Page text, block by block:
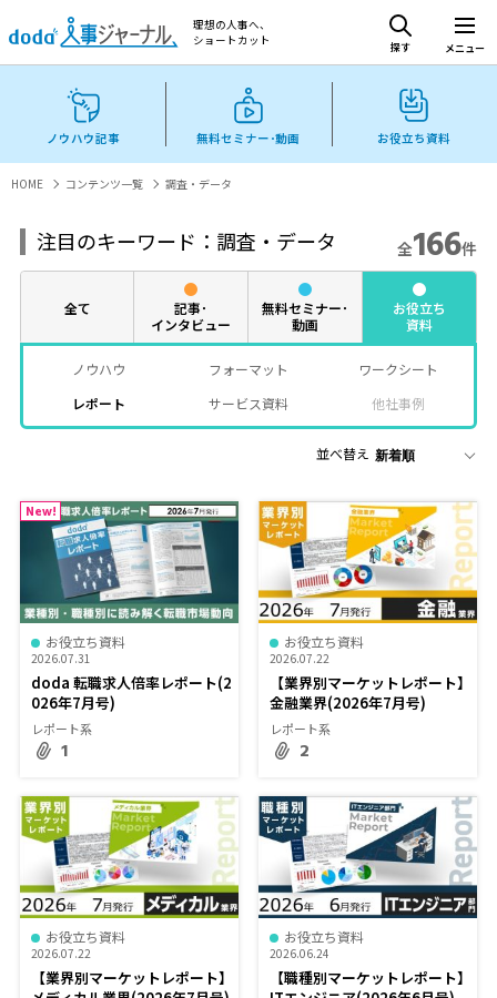
理想の人事へ、
ショートカット
探す メニュー
ノウハウ記事 無料セミナー･動画 お役立ち資料
HOME コンテンツ一覧 調査・データ
注目のキーワード：調査・データ 全166件
全て
記事･
インタビュー
無料セミナー･
動画
お役立ち
資料
ノウハウ フォーマット
ワークシート
レポート
サービス資料 他社事例
並べ替え
New!
お役立ち資料
2026.07.31
doda 転職求人倍率レポート(2
026年7月号)
レポート系
1
お役立ち資料
2026.07.22
【業界別マーケットレポート】
金融業界(2026年7月号)
レポート系
2
お役立ち資料
2026.07.22
【業界別マーケットレポート】
お役立ち資料
2026.06.24
【職種別マーケットレポート】